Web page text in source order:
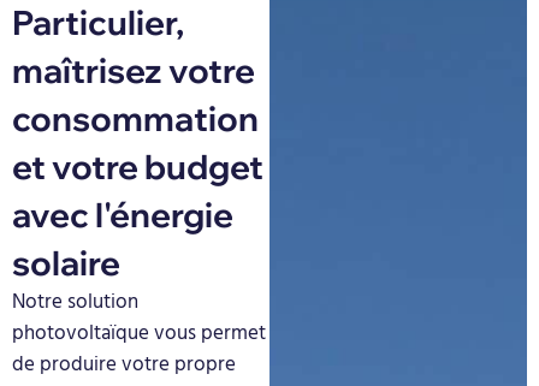
Particulier,
maîtrisez votre
consommation
et votre budget
avec l'énergie
solaire
Notre solution
photovoltaïque vous permet
de produire votre propre